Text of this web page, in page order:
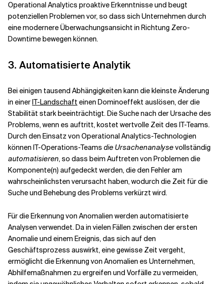
Operational Analytics proaktive Erkenntnisse und beugt
potenziellen Problemen vor, so dass sich Unternehmen durch
eine modernere Überwachungsansicht in Richtung Zero-
Downtime bewegen können.
3. Automatisierte Analytik
Bei einigen tausend Abhängigkeiten kann die kleinste Änderung
in einerIT-Landschaft einen Dominoeffekt auslösen, der die
Stabilität stark beeinträchtigt. Die Suche nach der Ursache des
Problems, wenn es auftritt, kostet wertvolle Zeit des IT-Teams.
Durch den Einsatz von Operational Analytics-Technologien
können IT-Operations-Teams die Ursachenanalysevollständig
automatisieren, so dass beim Auftreten von Problemen die
Komponente(n) aufgedeckt werden, die den Fehler am
wahrscheinlichsten verursacht haben, wodurch die Zeit für die
Suche und Behebung des Problems verkürzt wird.
Für die Erkennung von Anomalien werden automatisierte
Analysen verwendet. Da in vielen Fällen zwischen der ersten
Anomalie und einem Ereignis, das sich auf den
Geschäftsprozess auswirkt, eine gewisse Zeit vergeht,
ermöglicht die Erkennung von Anomalien es Unternehmen,
Abhilfemaßnahmen zu ergreifen und Vorfälle zu vermeiden,